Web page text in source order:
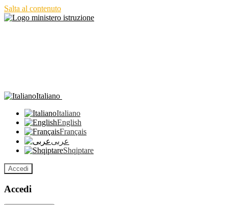
Salta al contenuto
Italiano
Italiano
English
Français
عربى
Shqiptare
Accedi
Accedi